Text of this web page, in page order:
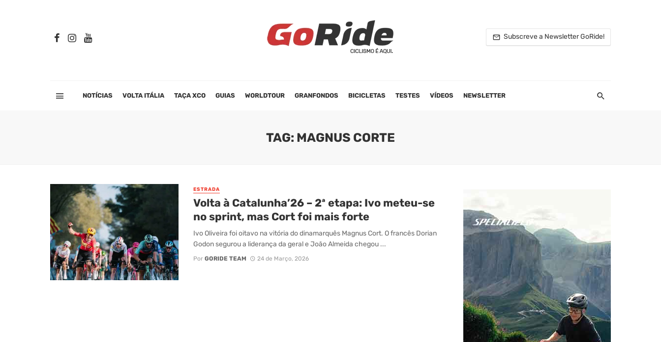
Subscreve a Newsletter GoRide!
NOTÍCIAS VOLTA ITÁLIA TAÇA XCO GUIAS WORLDTOUR GRANFONDOS BICICLETAS TESTES VÍDEOS NEWSLETTER
TAG: MAGNUS CORTE
ESTRADA
Volta à Catalunha’26 – 2ª etapa: Ivo meteu-se
no sprint, mas Cort foi mais forte
Ivo Oliveira foi oitavo na vitória do dinamarquês Magnus Cort. O francês Dorian
Godon segurou a liderança da geral e João Almeida chegou ...
Por GORIDE TEAM 24 de Março, 2026